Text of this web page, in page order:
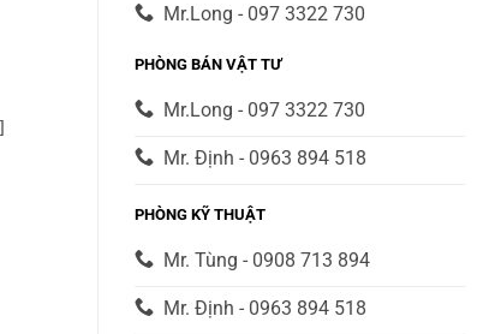
Mr.Long - 097 3322 730
PHÒNG BÁN VẬT TƯ
Mr.Long - 097 3322 730
Mr. Định - 0963 894 518
PHÒNG KỸ THUẬT
Mr. Tùng - 0908 713 894
Mr. Định - 0963 894 518